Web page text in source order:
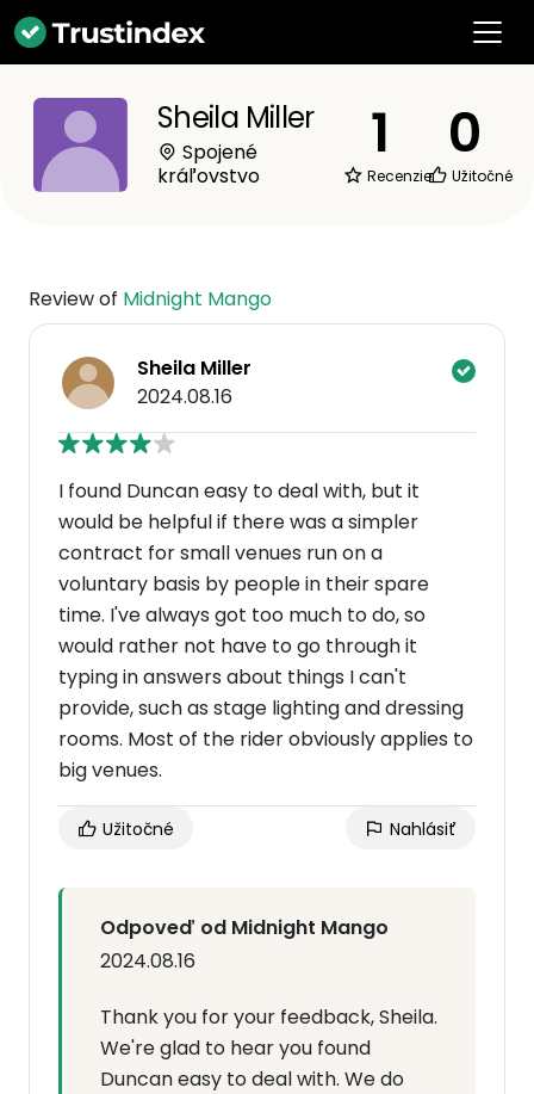
Sheila Miller
Spojené
kráľovstvo
1
Recenzie
0
Užitočné
Review of Midnight Mango
Sheila Miller
2024.08.16
I found Duncan easy to deal with, but it
would be helpful if there was a simpler
contract for small venues run on a
voluntary basis by people in their spare
time. I've always got too much to do, so
would rather not have to go through it
typing in answers about things I can't
provide, such as stage lighting and dressing
rooms. Most of the rider obviously applies to
big venues.
Užitočné Nahlásiť
Odpoveď od Midnight Mango
2024.08.16
Thank you for your feedback, Sheila.
We're glad to hear you found
Duncan easy to deal with. We do